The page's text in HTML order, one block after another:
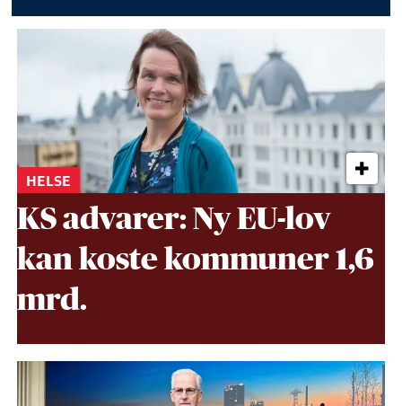
HELSE
KS advarer: Ny EU-lov
kan koste kommuner 1,6
mrd.